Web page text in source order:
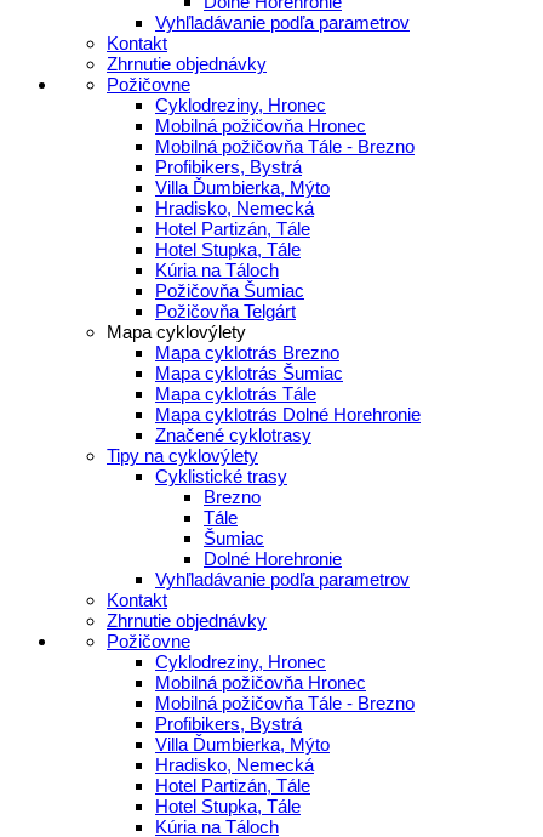
Vyhľladávanie podľa parametrov
Kontakt
Zhrnutie objednávky
Požičovne
Cyklodreziny, Hronec
Mobilná požičovňa Hronec
Mobilná požičovňa Tále - Brezno
Profibikers, Bystrá
Villa Ďumbierka, Mýto
Hradisko, Nemecká
Hotel Partizán, Tále
Hotel Stupka, Tále
Kúria na Táloch
Požičovňa Šumiac
Požičovňa Telgárt
Mapa cyklovýlety
Mapa cyklotrás Brezno
Mapa cyklotrás Šumiac
Mapa cyklotrás Tále
Mapa cyklotrás Dolné Horehronie
Značené cyklotrasy
Tipy na cyklovýlety
Cyklistické trasy
Brezno
Tále
Šumiac
Dolné Horehronie
Vyhľladávanie podľa parametrov
Kontakt
Zhrnutie objednávky
Požičovne
Cyklodreziny, Hronec
Mobilná požičovňa Hronec
Mobilná požičovňa Tále - Brezno
Profibikers, Bystrá
Villa Ďumbierka, Mýto
Hradisko, Nemecká
Hotel Partizán, Tále
Hotel Stupka, Tále
Kúria na Táloch